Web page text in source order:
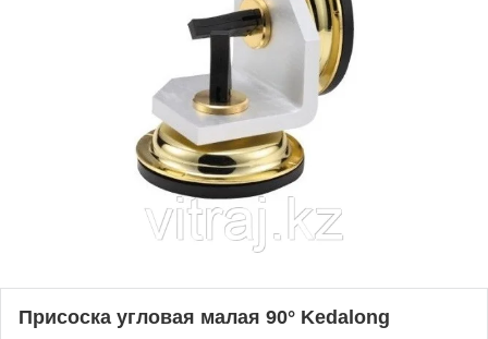
Присоска угловая малая 90° Kedalong